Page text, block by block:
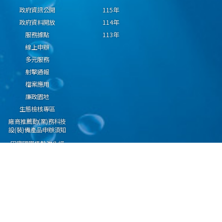
政府資訊公開
政府資料開放
服務據點
線上申辦
多元服務
射擊通報
檔案應用
廉政園地
生態檢核專區
廠商推薦勤(業)務科技
設(裝)備產品申辦須知
因應國際情勢強化經
115年
114年
113年